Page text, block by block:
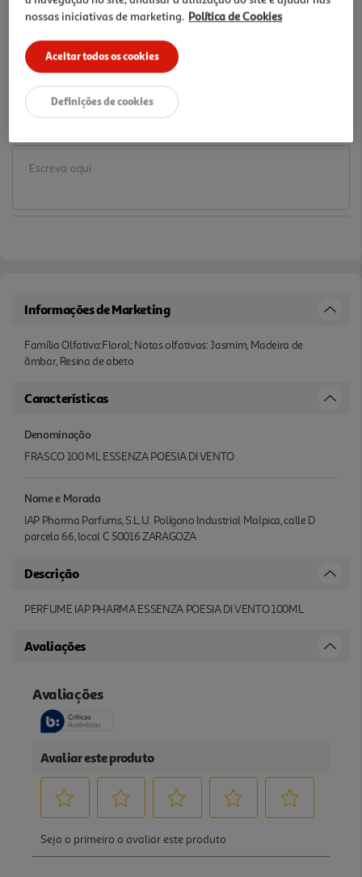
17.95 €/un
17,95 €
Informações de Marketing
Família Olfativa:Floral; Notas olfativas: Jasmim, Madeira de
âmbar, Resina de abeto
Características
Denominação
FRASCO 100 ML ESSENZA POESIA DI VENTO
Nome e Morada
IAP Pharma Parfums, S.L.U. Polígono Industrial Malpica, calle D
parcela 66, local C 50016 ZARAGOZA
Descrição
PERFUME IAP PHARMA ESSENZA POESIA DI VENTO 100ML
Avaliações
nossas iniciativas de marketing. Política de Cookies
Aceitar todos os cookies
Definições de cookies